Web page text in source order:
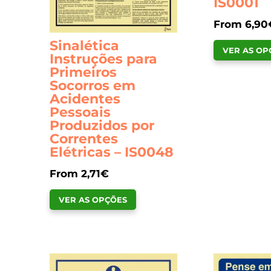
Sinalética
Instruções para
Primeiros
Socorros em
Acidentes
Pessoais
Produzidos por
Correntes
Elétricas – IS0048
From 2,71€
VER AS OPÇÕES
This
variants.
From 6,90
VER AS